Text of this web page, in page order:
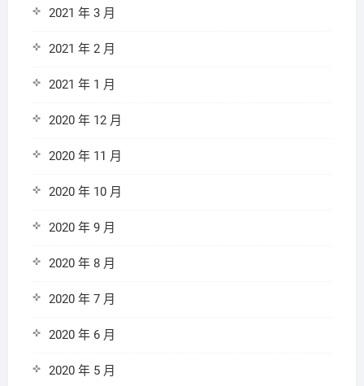
2021 年 3 月
2021 年 2 月
2021 年 1 月
2020 年 12 月
2020 年 11 月
2020 年 10 月
2020 年 9 月
2020 年 8 月
2020 年 7 月
2020 年 6 月
2020 年 5 月